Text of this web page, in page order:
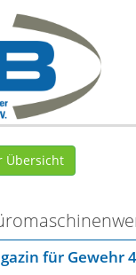
Übersicht
für Gewehr